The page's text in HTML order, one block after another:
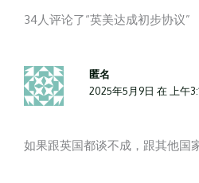
34人评论了“英美达成初步协议”
匿名
2025年5月9日 在 上午
如果跟英国都谈不成，跟其他国